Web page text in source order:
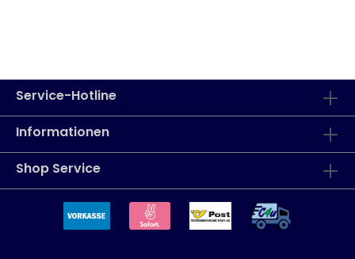
Service-Hotline
Informationen
Shop Service